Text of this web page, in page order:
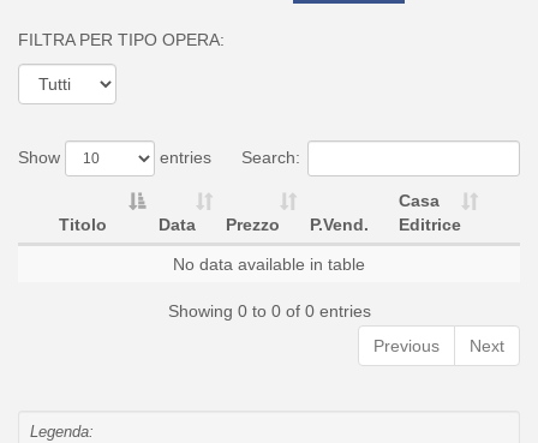
FILTRA PER TIPO OPERA:
Show entries Search:
Titolo Data Prezzo P.Vend.
Casa
Editrice
No data available in table
Showing 0 to 0 of 0 entries
Previous
Next
Legenda: